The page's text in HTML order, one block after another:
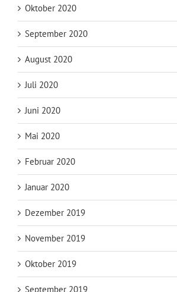
Oktober 2020
September 2020
August 2020
Juli 2020
Juni 2020
Mai 2020
Februar 2020
Januar 2020
Dezember 2019
November 2019
Oktober 2019
September 2019